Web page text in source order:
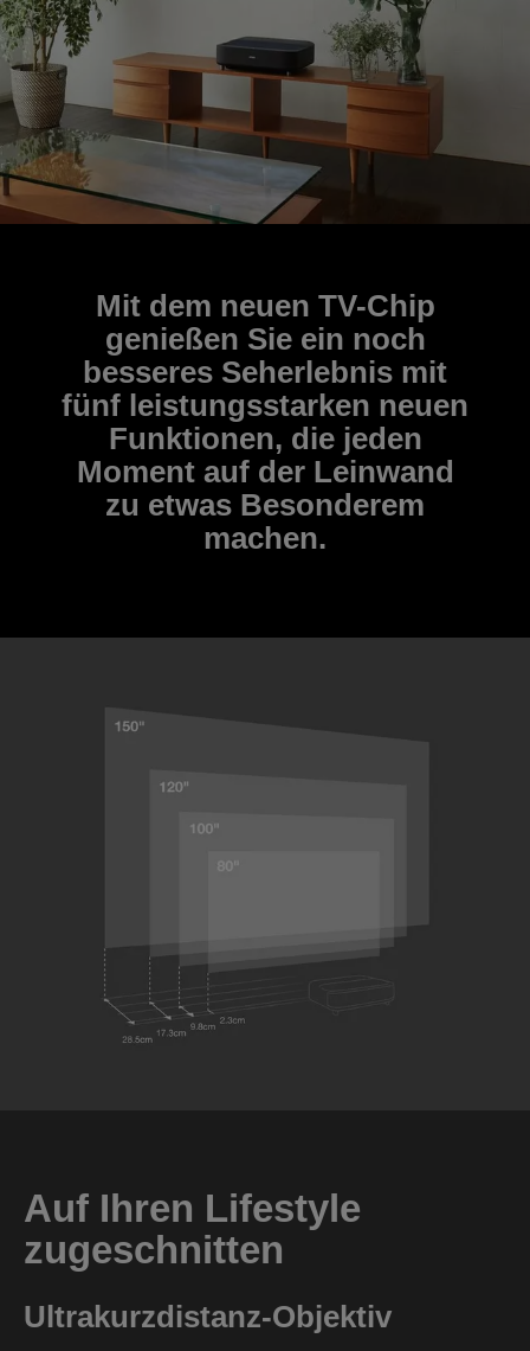
Mit dem neuen TV-Chip
genießen Sie ein noch
besseres Seherlebnis mit
fünf leistungsstarken neuen
Funktionen, die jeden
Moment auf der Leinwand
zu etwas Besonderem
machen.
Auf Ihren Lifestyle
zugeschnitten
Ultrakurzdistanz-Objektiv